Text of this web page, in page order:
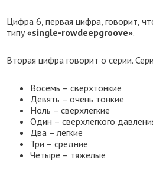
Цифра 6, первая цифра, говорит,
типу«single-rowdeepgroove».
Вторая цифра говорит о серии.
Восемь – сверхтонкие
Девять – очень тонкие
Ноль – сверхлегкие
Один – сверхлегкого
Два – легкие
Три – средние
Четыре – тяжелые